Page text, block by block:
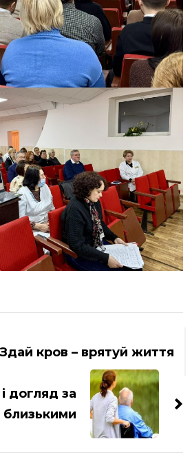
Здай кров – врятуй життя
догляд за
близькими